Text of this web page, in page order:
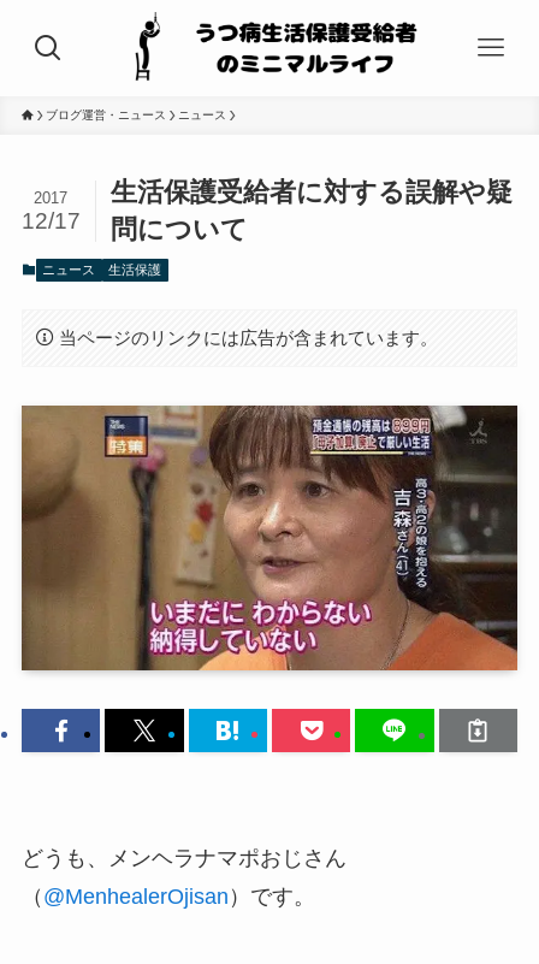
ブログ運営・ニュース ニュース
生活保護受給者に対する誤解や疑
問について
2017
12/17
ニュース 生活保護
当ページのリンクには広告が含まれています。
どうも、メンヘラナマポおじさん
（ @MenhealerOjisan ）です。